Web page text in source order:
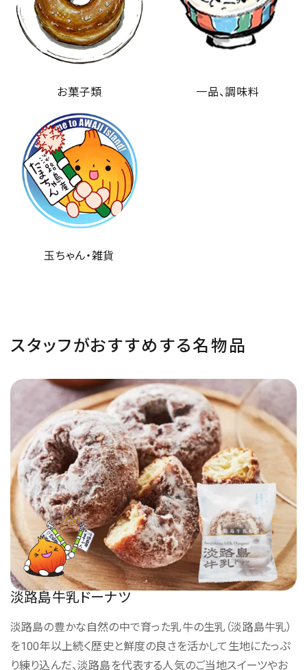
お菓子類 一品、調味料
玉ちゃん・雑貨
スタッフがおすすめする名物品
淡路島牛乳ドーナツ
淡路島の豊かな自然の中で育った乳牛の生乳（淡路島牛乳）
を100年以上続く歴史と鮮度の良さを活かして生地にたっぷ
り練り込んだ、淡路島を代表する人気のご当地スイーツやお